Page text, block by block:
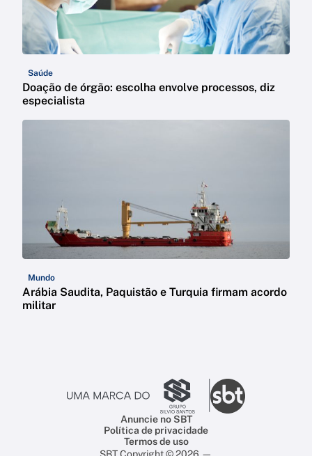
Saúde
Doação de órgão: escolha envolve processos, diz
especialista
Mundo
Arábia Saudita, Paquistão e Turquia firmam acordo
militar
Anuncie no SBT
Política de privacidade
Termos de uso
SBT Copyright © 2026 —